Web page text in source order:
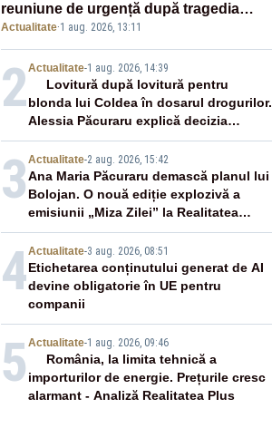
reuniune de urgență după tragedia
migranților din Ceuta. Zeci de oameni
au murit
Actualitate·1 aug. 2026, 13:11
2Actualitate-1 aug. 2026, 14:39
Lovitură după lovitură pentru
blonda lui Coldea în dosarul drogurilor.
Alessia Păcuraru explică decizia
magistraților
3 Actualitate-2 aug. 2026, 15:42
Ana Maria Păcuraru demască planul lui
Bolojan. O nouă ediție explozivă a
emisiunii „Miza Zilei” la Realitatea
PLUS
4Actualitate-3 aug. 2026, 08:51
Etichetarea conținutului generat de AI
devine obligatorie în UE pentru
companii
5 Actualitate-1 aug. 2026, 09:46
România, la limita tehnică a
importurilor de energie. Prețurile cresc
alarmant - Analiză Realitatea Plus